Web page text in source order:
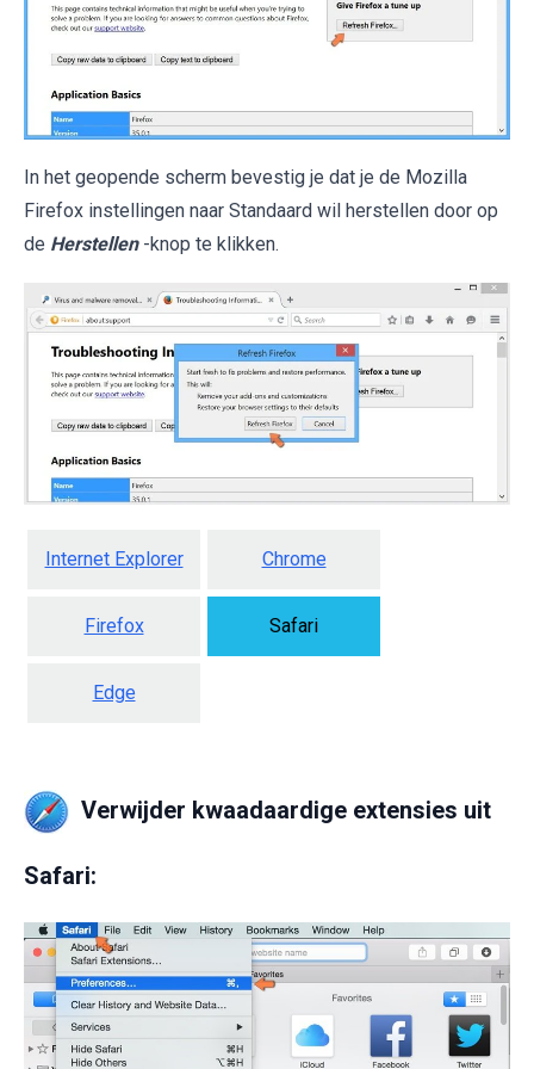
In het geopende scherm bevestig je dat je de Mozilla
Firefox instellingen naar Standaard wil herstellen door op
de Herstellen -knop te klikken.
Internet Explorer Chrome
Firefox Safari
Edge
Verwijder kwaadaardige extensies uit
Safari: